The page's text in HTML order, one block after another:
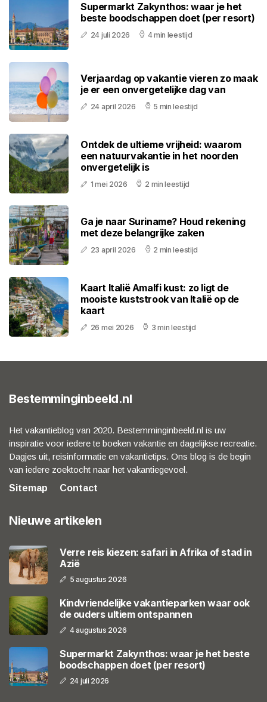
Supermarkt Zakynthos: waar je het
beste boodschappen doet (per resort)
24 juli 2026 4 min leestijd
Verjaardag op vakantie vieren zo maak
je er een onvergetelijke dag van
24 april 2026 5 min leestijd
Ontdek de ultieme vrijheid: waarom
een natuurvakantie in het noorden
onvergetelijk is
1 mei 2026 2 min leestijd
Ga je naar Suriname? Houd rekening
met deze belangrijke zaken
23 april 2026 2 min leestijd
Kaart Italië Amalfi kust: zo ligt de
mooiste kuststrook van Italië op de
kaart
26 mei 2026 3 min leestijd
Bestemminginbeeld.nl
Het vakantieblog van 2020. Bestemminginbeeld.nl is uw
inspiratie voor iedere te boeken vakantie en dagelijkse recreatie.
Dagjes uit, reisinformatie en vakantietips. Ons blog is de begin
van iedere zoektocht naar het vakantiegevoel.
Sitemap
Contact
Nieuwe artikelen
Verre reis kiezen: safari in Afrika of stad in
Azië
5 augustus 2026
Kindvriendelijke vakantieparken waar ook
de ouders ultiem ontspannen
4 augustus 2026
Supermarkt Zakynthos: waar je het beste
boodschappen doet (per resort)
24 juli 2026